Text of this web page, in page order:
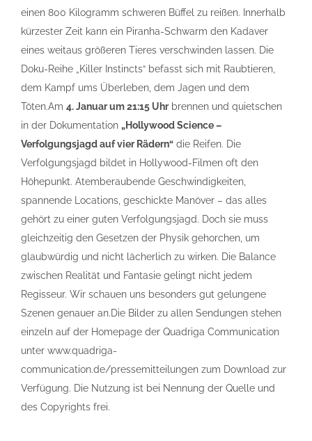
einen 800 Kilogramm schweren Büffel zu reißen. Innerhalb
kürzester Zeit kann ein Piranha-Schwarm den Kadaver
eines weitaus größeren Tieres verschwinden lassen. Die
Doku-Reihe „Killer Instincts“ befasst sich mit Raubtieren,
dem Kampf ums Überleben, dem Jagen und dem
Töten.Am 4. Januar um 21:15 Uhrbrennen und quietschen
in der Dokumentation „Hollywood Science –
Verfolgungsjagd auf vier Rädern“ die Reifen. Die
Verfolgungsjagd bildet in Hollywood-Filmen oft den
Höhepunkt. Atemberaubende Geschwindigkeiten,
spannende Locations, geschickte Manöver – das alles
gehört zu einer guten Verfolgungsjagd. Doch sie muss
gleichzeitig den Gesetzen der Physik gehorchen, um
glaubwürdig und nicht lächerlich zu wirken. Die Balance
zwischen Realität und Fantasie gelingt nicht jedem
Regisseur. Wir schauen uns besonders gut gelungene
Szenen genauer an.Die Bilder zu allen Sendungen stehen
einzeln auf der Homepage der Quadriga Communication
unter www.quadriga-
communication.de/pressemitteilungen zum Download zur
Verfügung. Die Nutzung ist bei Nennung der Quelle und
des Copyrights frei.